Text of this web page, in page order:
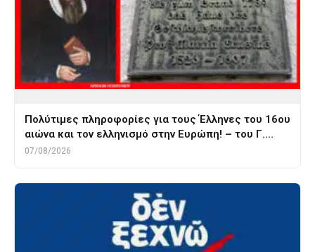
Πολύτιμες πληροφορίες για τους Έλληνες του 16ου
αιώνα και τον ελληνισμό στην Ευρώπη! – του Γ.…
07/08/2026